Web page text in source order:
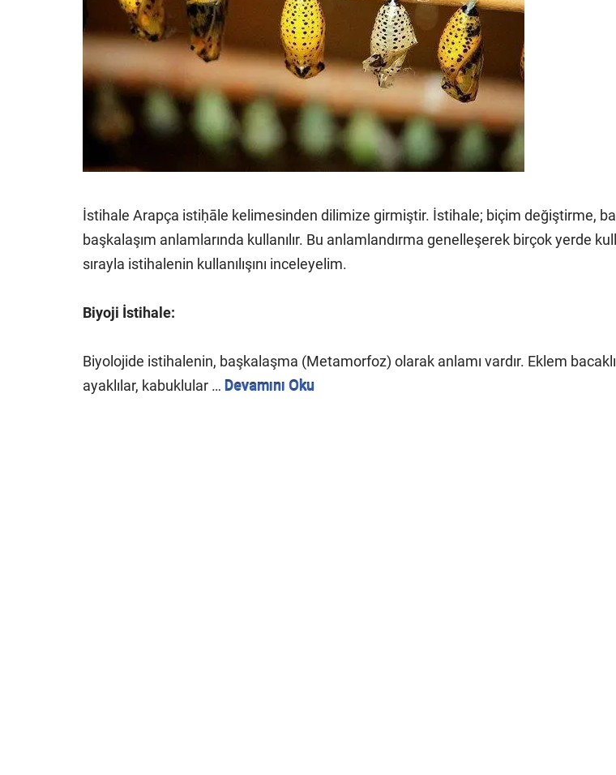
İstihale Arapça istiḥāle kelimesinden dilimize girmiştir. İstihale; biçim değiştirme,
başkalaşım anlamlarında kullanılır. Bu anlamlandırma genelleşerek birçok yerde
sırayla istihalenin kullanılışını inceleyelim.
Biyoji İstihale:
Biyolojide istihalenin, başkalaşma (Metamorfoz) olarak anlamı vardır. Eklem
ayaklılar, kabuklular … Devamını Oku